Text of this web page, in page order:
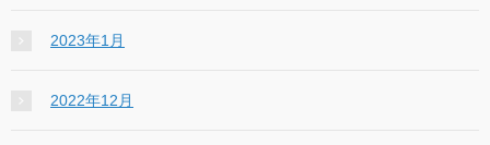
2023年1月
2022年12月